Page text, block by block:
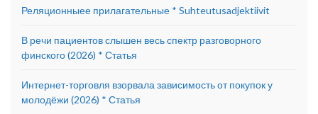
Реляционныее прилагательные * Suhteutusadjektiivit
В речи пациентов слышен весь спектр разговорного
финского (2026) * Статья
Интернет-торговля взорвала зависимость от покупок у
молодёжи (2026) * Статья